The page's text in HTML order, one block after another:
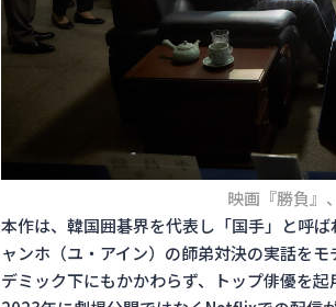
映画『勝負』
本作は、韓国囲碁界を代表し「国手」と呼
ャンホ（ユ・アイン）の師弟対決の実話を
デミック下にもかかわらず、トップ俳優を